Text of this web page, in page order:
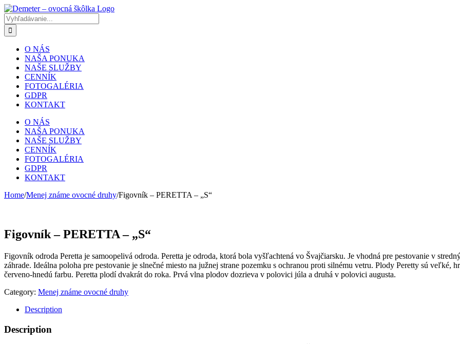
Skip
to
content
Hľadať
pre:
O NÁS
NAŠA PONUKA
NAŠE SLUŽBY
CENNÍK
FOTOGALÉRIA
GDPR
KONTAKT
O NÁS
NAŠA PONUKA
NAŠE SLUŽBY
CENNÍK
FOTOGALÉRIA
GDPR
KONTAKT
Home/Menej známe ovocné druhy/Figovník – PERETTA – „S“
Figovník – PERETTA – „S“
Figovník odroda Peretta je samoopelivá odroda. Peretta je odroda, ktorá bola vyšľachtená vo Švajčiarsku. Je vhodná pre pestovanie v
záhrade. Ideálna poloha pre pestovanie je slnečné miesto na južnej strane pozemku s ochranou proti silnému vetru. Plody Peretty sú
červeno-hnedú farbu. Peretta plodí dvakrát do roka. Prvá vlna plodov dozrieva v polovici júla a druhá v polovici augusta.
Category: Menej známe ovocné druhy
Description
Description